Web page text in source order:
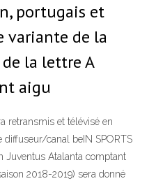
portugais et
variante de la
la lettre A
aigu
retransmis et télévisé en
canal beIN SPORTS
Juventus Atalanta comptant
2018-2019) sera donné